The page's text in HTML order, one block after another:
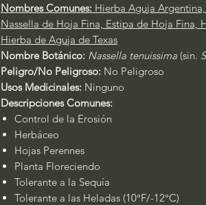
Nombres Comunes: Hierba Aguja
Nassella de Hoja Fina, Estipa de Hoja Fina,
Hierba de Aguja de Texas
Nombre Botánico: Nassella tenuissima (sin.
Peligro/No Peligroso: No Peligroso
Usos Medicinales: Ninguno
Descripciones Comunes:
Control de la Erosión
Herbáceo
Hojas Perennes
Planta Floreciendo
Tolerante a la Sequía
Tolerante a las Heladas (10°F/-12°C)